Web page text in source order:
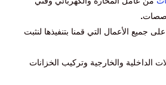
.
جميع الأعمال التي قمنا بتنفيذها لنثبت
والخارجية وتركيب الخزانات